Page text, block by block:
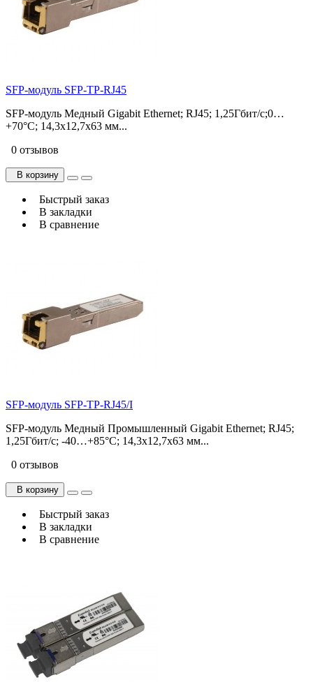
SFP-модуль SFP-TP-RJ45
SFP-модуль Медный Gigabit Ethernet; RJ45; 1,25Гбит/с;0…
+70°C; 14,3х12,7х63 мм...
0 отзывов
В корзину
Быстрый заказ
В закладки
В сравнение
SFP-модуль SFP-TP-RJ45/I
SFP-модуль Медный Промышленный Gigabit Ethernet; RJ45;
1,25Гбит/с; -40…+85°C; 14,3х12,7х63 мм...
0 отзывов
В корзину
Быстрый заказ
В закладки
В сравнение